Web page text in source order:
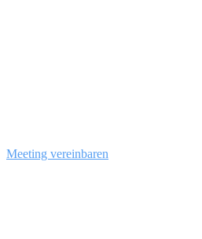
Meeting vereinbaren